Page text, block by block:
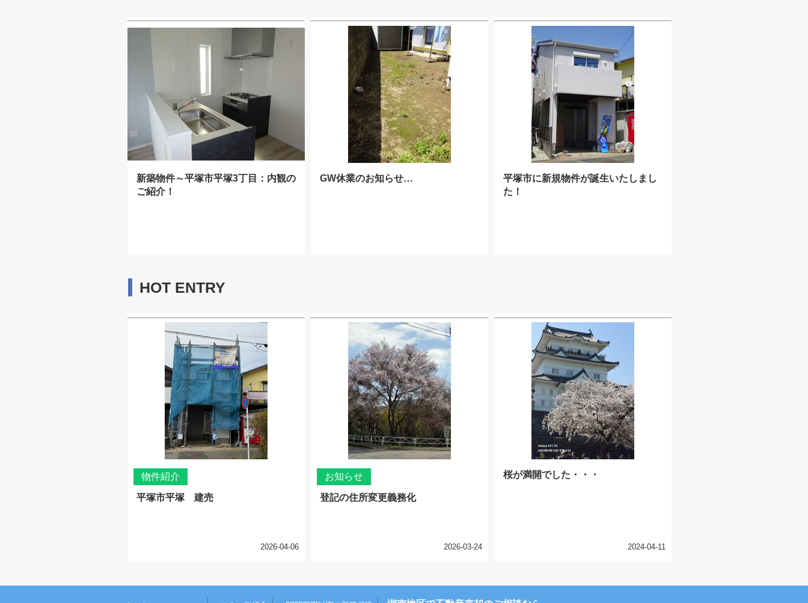
新築物件～平塚市平塚3丁目：内観の
ご紹介！
GW休業のお知らせ…
平塚市に新規物件が誕生いたしまし
た！
HOT ENTRY
物件紹介
平塚市平塚 建売
2026-04-06
お知らせ
登記の住所変更義務化
2026-03-24
桜が満開でした・・・
2024-04-11